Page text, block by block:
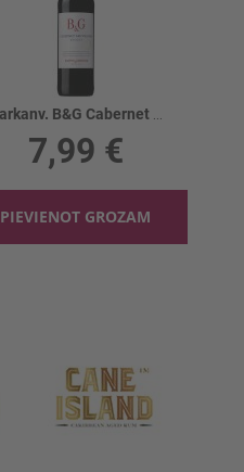
Sarkanv. B&G Cabernet Sauvignon 13.5%
7,99 €
PIEVIENOT GROZAM